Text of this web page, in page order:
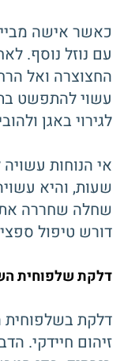
כאשר אישה
עם נוזל נוסף.
החצוצרה ואל
עשוי להתפשט
לגירוי באגן
אי הנוחות
שעות, והיא
שחלה שחררה את
דורש טיפול
דלקת שלפוחית
דלקת
זיהום חיידקי.